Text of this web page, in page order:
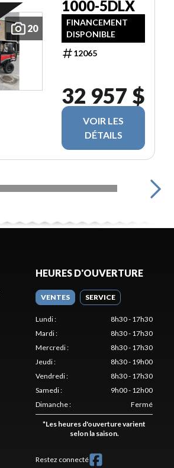
20
1000-5DLX
FINANCEMENT
DISPONIBLE
12065
32 957 $
VOIR LES
DÉTAILS
HEURES D'OUVERTURE
VENTES SERVICE
Lundi:
8h30 - 17h30
Mardi:
8h30 - 17h30
Mercredi:
8h30 - 17h30
Jeudi:
8h30 - 19h00
Vendredi:
8h30 - 17h30
Samedi:
9h00 - 12h00
Dimanche: Fermé
*Les heures d'ouverture varient
selon la saison.
Restez connecté